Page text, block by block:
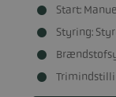
Start:
Styring: